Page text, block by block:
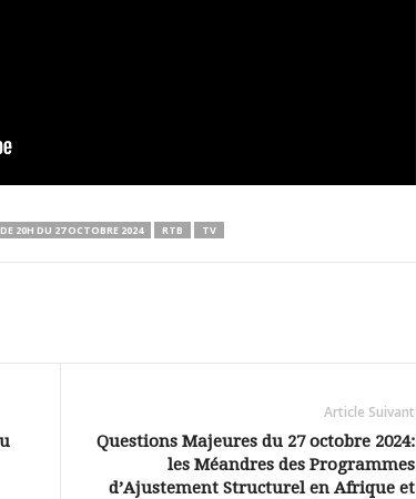
20H DU 27 OCTOBRE 2024 RTB TV
Article Suivant
Questions Majeures du 27 octobre 2024:
les Méandres des Programmes
d’Ajustement Structurel en Afrique et